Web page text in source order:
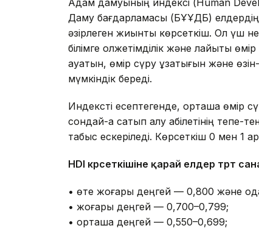
Даму бағдарламасы (БҰҰДБ)
әзірлеген жиынтық көрсеткіш. Ол үш
білімге қолжетімділік және лайықты
ауқатын, өмір сүру ұзақтығын және
мүмкіндік береді.
Индексті есептегенде, орташа өмір
сондай-ақ сатып алу қабілетінің тепе-
табыс ескеріледі. Көрсеткіш 0 мен 1
HDI көрсеткішіне қарай елдер төрт
• өте жоғары деңгей — 0,800 және
• жоғары деңгей — 0,700–0,799;
• орташа деңгей — 0,550–0,699;